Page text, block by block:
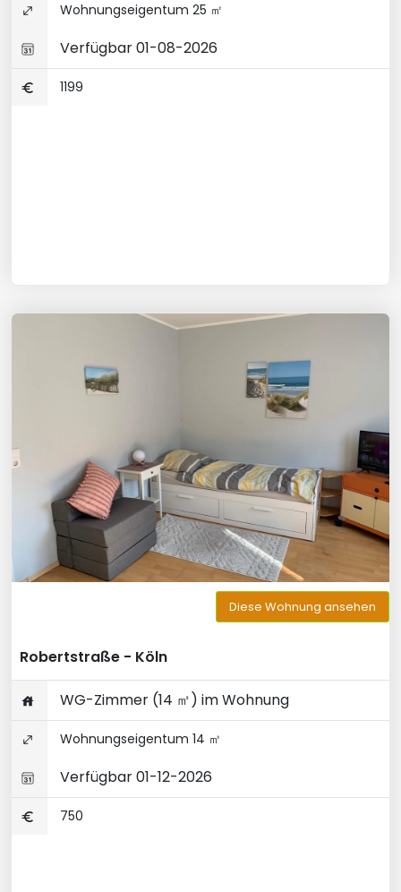
Wohnungseigentum 25 ㎡
Verfügbar 01-08-2026
1199
Diese Wohnung ansehen
Robertstraße - Köln
WG-Zimmer (14 ㎡) im Wohnung
Wohnungseigentum 14 ㎡
Verfügbar 01-12-2026
750